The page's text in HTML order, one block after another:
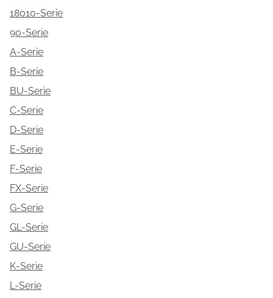
18010-Serie
90-Serie
A-Serie
B-Serie
BU-Serie
C-Serie
D-Serie
E-Serie
F-Serie
FX-Serie
G-Serie
GL-Serie
GU-Serie
K-Serie
L-Serie